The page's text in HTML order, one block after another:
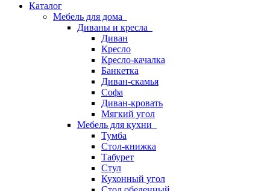
Каталог
Мебель для дома
Диваны и кресла
Диван
Кресло
Кресло-качалка
Банкетка
Диван-скамья
Софа
Диван-кровать
Мягкий угол
Мебель для кухни
Тумба
Стол-книжка
Табурет
Стул
Кухонный угол